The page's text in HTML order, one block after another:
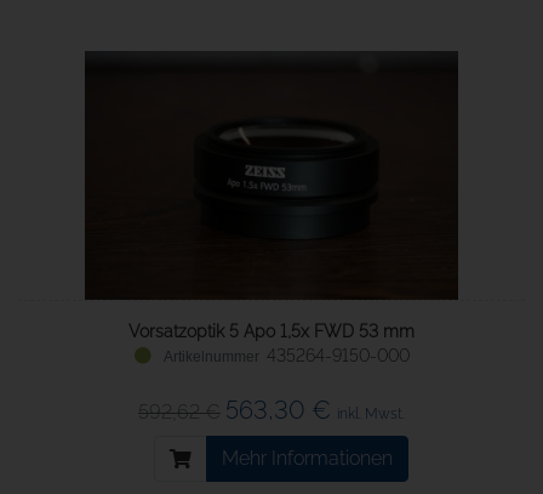
Vorsatzoptik 5 Apo 1,5x FWD 53 mm
435264-9150-000
592,62 € 563,30 € inkl. Mwst.
Mehr Informationen